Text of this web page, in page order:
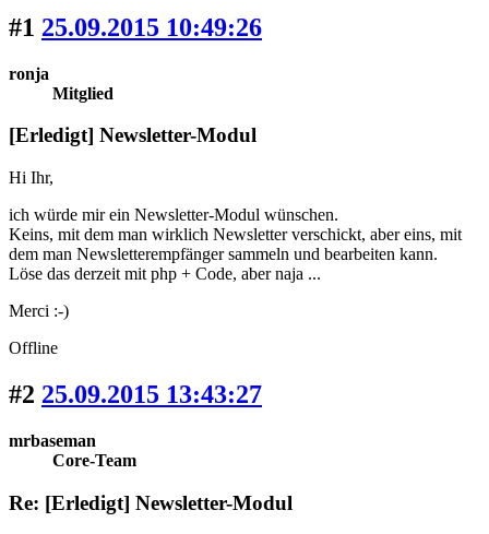
#1 25.09.2015 10:49:26
ronja
Mitglied
[Erledigt] Newsletter-Modul
Hi Ihr,
ich würde mir ein Newsletter-Modul wünschen.
Keins, mit dem man wirklich Newsletter verschickt, aber eins, mit
dem man Newsletterempfänger sammeln und bearbeiten kann.
Löse das derzeit mit php + Code, aber naja ...
Merci :-)
Offline
#2 25.09.2015 13:43:27
mrbaseman
Core-Team
Re: [Erledigt] Newsletter-Modul